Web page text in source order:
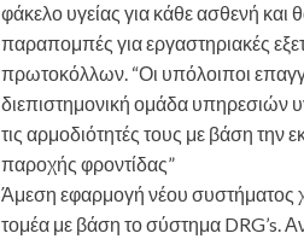
φάκελο υγείας για κάθε ασθενή και
παραπομπές για εργαστηριακές
πρωτοκόλλων. “Οι υπόλοιποι
διεπιστημονική ομάδα υπηρεσιών
τις αρμοδιότητές τους με βάση
παροχής φροντίδας”
Άμεση εφαρμογή νέου συστήματος
τομέα με βάση το σύστημα DRG’s.